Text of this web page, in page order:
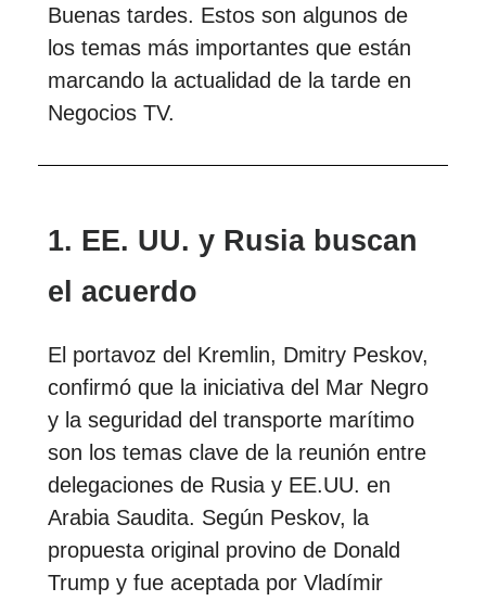
Buenas tardes. Estos son algunos de
los temas más importantes que están
marcando la actualidad de la tarde en
Negocios TV.
1. EE. UU. y Rusia buscan
el acuerdo
El portavoz del Kremlin, Dmitry Peskov,
confirmó que la iniciativa del Mar Negro
y la seguridad del transporte marítimo
son los temas clave de la reunión entre
delegaciones de Rusia y EE.UU. en
Arabia Saudita. Según Peskov, la
propuesta original provino de Donald
Trump y fue aceptada por Vladímir